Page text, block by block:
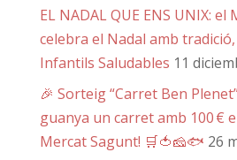
EL NADAL QUE ENS UNIX:
celebra el Nadal amb
Infantils Saludables 11
🎉 Sorteig “Carret Ben
guanya un carret amb 100 €
Mercat Sagunt! 🛒🍅🧀🐟 26